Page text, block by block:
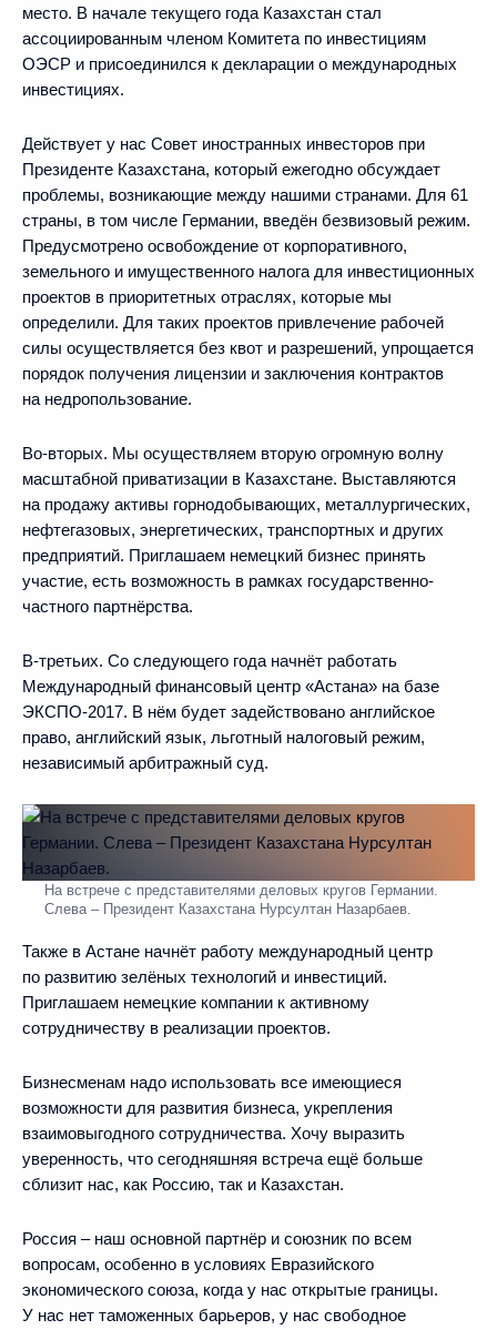
место. В начале текущего года Казахстан стал
ассоциированным членом Комитета по инвестициям
ОЭСР и присоединился к декларации о международных
инвестициях.
Действует у нас Совет иностранных инвесторов при
Президенте Казахстана, который ежегодно обсуждает
проблемы, возникающие между нашими странами. Для 61
страны, в том числе Германии, введён безвизовый режим.
Предусмотрено освобождение от корпоративного,
земельного и имущественного налога для инвестиционных
проектов в приоритетных отраслях, которые мы
определили. Для таких проектов привлечение рабочей
силы осуществляется без квот и разрешений, упрощается
порядок получения лицензии и заключения контрактов
на недропользование.
Во-вторых. Мы осуществляем вторую огромную волну
масштабной приватизации в Казахстане. Выставляются
на продажу активы горнодобывающих, металлургических,
нефтегазовых, энергетических, транспортных и других
предприятий. Приглашаем немецкий бизнес принять
участие, есть возможность в рамках государственно-
частного партнёрства.
В-третьих. Со следующего года начнёт работать
Международный финансовый центр «Астана» на базе
ЭКСПО-2017. В нём будет задействовано английское
право, английский язык, льготный налоговый режим,
независимый арбитражный суд.
На встрече с представителями деловых кругов Германии.
Слева – Президент Казахстана Нурсултан Назарбаев.
Также в Астане начнёт работу международный центр
по развитию зелёных технологий и инвестиций.
Приглашаем немецкие компании к активному
сотрудничеству в реализации проектов.
Бизнесменам надо использовать все имеющиеся
возможности для развития бизнеса, укрепления
взаимовыгодного сотрудничества. Хочу выразить
уверенность, что сегодняшняя встреча ещё больше
сблизит нас, как Россию, так и Казахстан.
Россия – наш основной партнёр и союзник по всем
вопросам, особенно в условиях Евразийского
экономического союза, когда у нас открытые границы.
У нас нет таможенных барьеров, у нас свободное